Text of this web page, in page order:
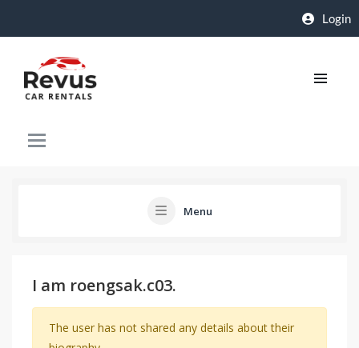
Login
Menu
I am roengsak.c03.
The user has not shared any details about their